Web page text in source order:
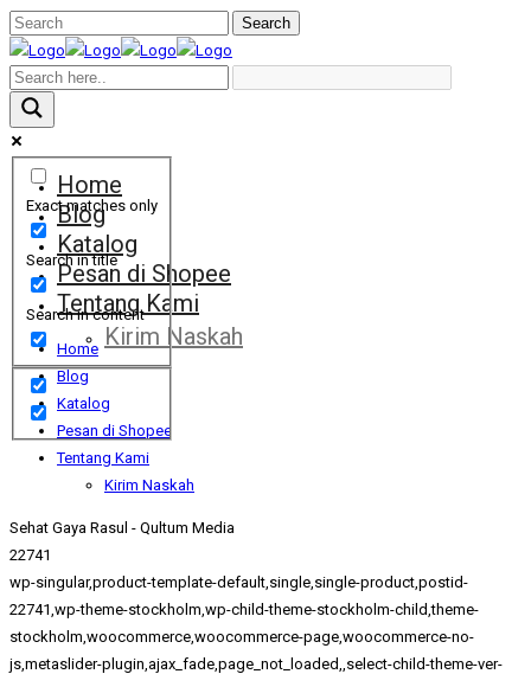
Exact matches only
Search in title
Search in content
Home
Blog
Katalog
Pesan di Shopee
Tentang Kami
Kirim Naskah
Home
Blog
Katalog
Pesan di Shopee
Tentang Kami
Kirim Naskah
Sehat Gaya Rasul - Qultum Media
22741
wp-singular,product-template-default,single,single-product,postid-
22741,wp-theme-stockholm,wp-child-theme-stockholm-child,theme-
stockholm,woocommerce,woocommerce-page,woocommerce-no-
js,metaslider-plugin,ajax_fade,page_not_loaded,,select-child-theme-ver-